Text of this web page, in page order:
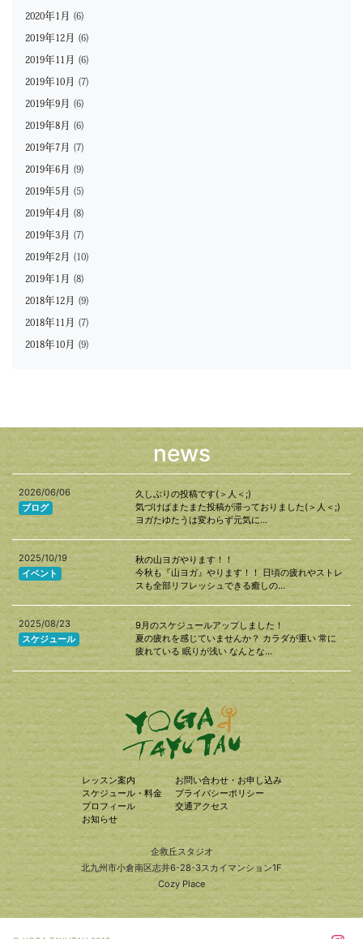
2020年1月 (6)
2019年12月 (6)
2019年11月 (6)
2019年10月 (7)
2019年9月 (6)
2019年8月 (6)
2019年7月 (7)
2019年6月 (9)
2019年5月 (5)
2019年4月 (8)
2019年3月 (7)
2019年2月 (10)
2019年1月 (8)
2018年12月 (9)
2018年11月 (7)
2018年10月 (9)
news
2026/06/06
ブログ
久しぶりの投稿です(＞人＜;)
気づけばまたまた投稿が滞っておりました(＞人＜;)
ヨガたゆたうは変わらず元気に…
2025/10/19
イベント
秋の山ヨガやります！！
今秋も『山ヨガ』やります！！ 日頃の疲れやストレ
スも全部リフレッシュできる癒しの…
2025/08/23
スケジュール
9月のスケジュールアップしました！
夏の疲れを感じていませんか？ カラダが重い 常に
疲れている 眠りが浅い なんとな…
レッスン案内
スケジュール・料金
プロフィール
お知らせ
お問い合わせ・お申し込み
プライバシーポリシー
交通アクセス
企救丘スタジオ
北九州市小倉南区志井6-28-3スカイマンション1F
Cozy Place